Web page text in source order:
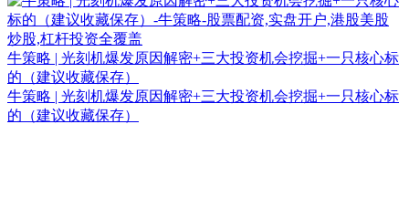
牛策略 | 光刻机爆发原因解密+三大投资机会挖掘+一只核心标
的（建议收藏保存）
牛策略 | 光刻机爆发原因解密+三大投资机会挖掘+一只核心标
的（建议收藏保存）